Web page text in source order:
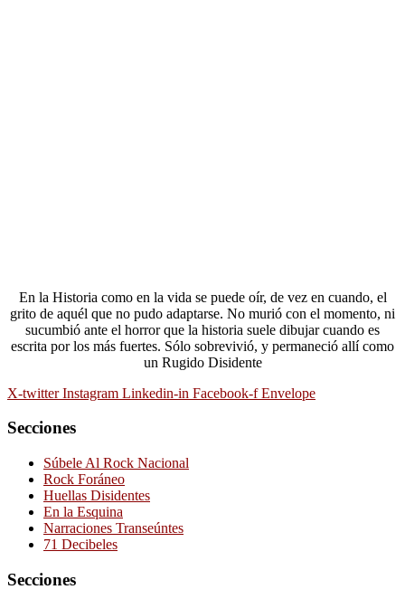
En la Historia como en la vida se puede oír, de vez en cuando, el
grito de aquél que no pudo adaptarse. No murió con el momento, ni
sucumbió ante el horror que la historia suele dibujar cuando es
escrita por los más fuertes. Sólo sobrevivió, y permaneció allí como
un Rugido Disidente
X-twitter Instagram Linkedin-in Facebook-f Envelope
Secciones
Súbele Al Rock Nacional
Rock Foráneo
Huellas Disidentes
En la Esquina
Narraciones Transeúntes
71 Decibeles
Secciones